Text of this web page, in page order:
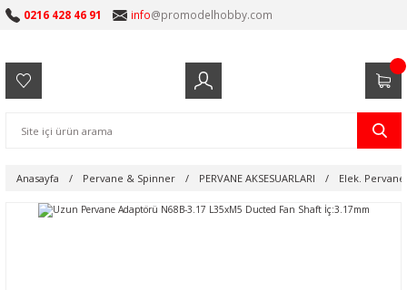
0216 428 46 91 info@promodelhobby.com
Anasayfa Pervane & Spinner PERVANE AKSESUARLARI Elek.